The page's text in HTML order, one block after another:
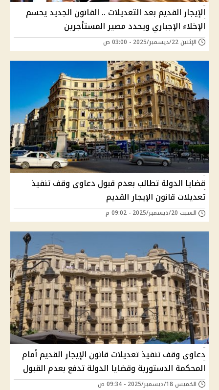
الإيجار القديم بعد التعديلات .. القانون الجديد يحسم
الإخلاء الإجباري ويحدد مصير المستأجرين
الإثنين 22/ديسمبر/2025 - 03:00 ص
قضايا الدولة تطالب بعدم قبول دعاوى وقف تنفيذ
تعديلات قانون الإيجار القديم
السبت 20/ديسمبر/2025 - 09:02 م
دعاوى وقف تنفيذ تعديلات قانون الإيجار القديم أمام
المحكمة الدستورية وقضايا الدولة تدفع بعدم القبول
الخميس 18/ديسمبر/2025 - 09:34 ص